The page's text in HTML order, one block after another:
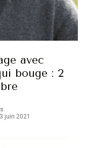
avec
bouge : 2
juin 2021